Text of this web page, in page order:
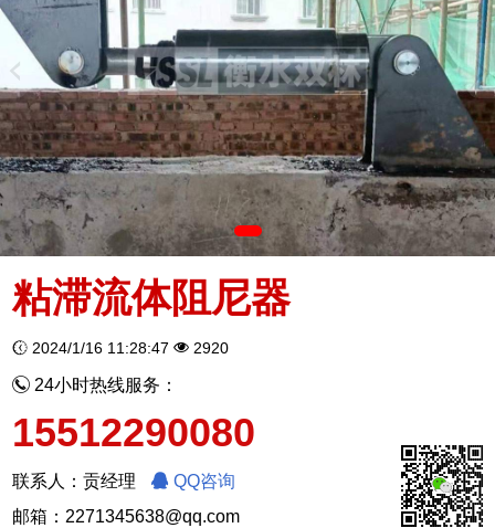
粘滞流体阻尼器
2024/1/16 11:28:47 2920
24小时热线服务：
15512290080
联系人：贡经理
QQ咨询
邮箱：2271345638@qq.com